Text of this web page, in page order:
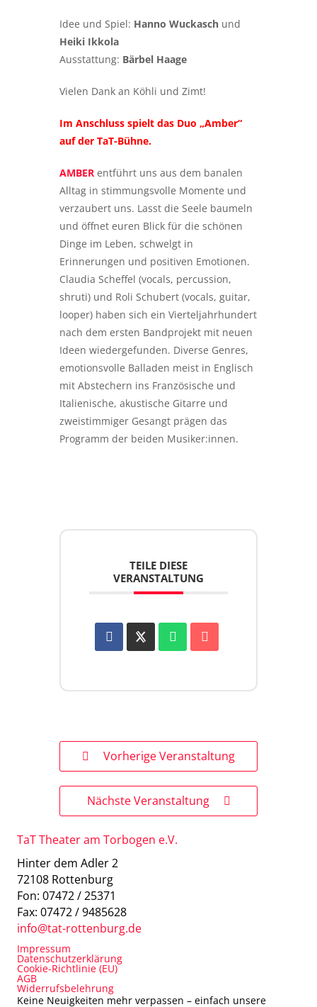
Idee und Spiel: Hanno Wuckasch und
Heiki Ikkola
Ausstattung: Bärbel Haage
Vielen Dank an Köhli und Zimt!
Im Anschluss spielt das Duo „Amber“
auf der TaT-Bühne.
AMBER entführt uns aus dem banalen
Alltag in stimmungsvolle Momente und
verzaubert uns. Lasst die Seele baumeln
und öffnet euren Blick für die schönen
Dinge im Leben, schwelgt in
Erinnerungen und positiven Emotionen.
Claudia Scheffel (vocals, percussion,
shruti) und Roli Schubert (vocals, guitar,
looper) haben sich ein Vierteljahrhundert
nach dem ersten Bandprojekt mit neuen
Ideen wiedergefunden. Diverse Genres,
emotionsvolle Balladen meist in Englisch
mit Abstechern ins Französische und
Italienische, akustische Gitarre und
zweistimmiger Gesangt prägen das
Programm der beiden Musiker:innen.
TEILE DIESE
VERANSTALTUNG
Vorherige Veranstaltung
Nächste Veranstaltung
TaT Theater am Torbogen e.V.
Hinter dem Adler 2
72108 Rottenburg
Fon: 07472 / 25371
Fax: 07472 / 9485628
info@tat-rottenburg.de
Impressum
Datenschutzerklärung
Cookie-Richtlinie (EU)
AGB
Widerrufsbelehrung
Keine Neuigkeiten mehr verpassen – einfach unsere